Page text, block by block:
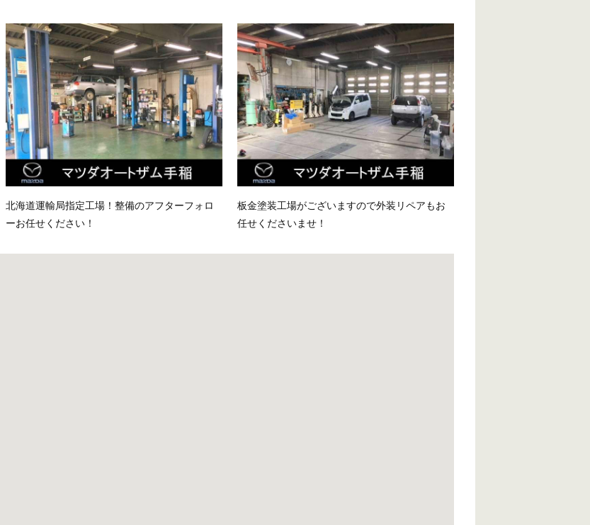
北海道運輸局指定工場！整備のアフターフォロ
ーお任せください！
板金塗装工場がございますので外装リペアもお
任せくださいませ！